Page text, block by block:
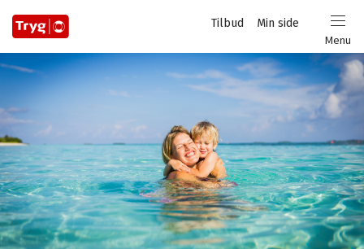
Menu
Privat
Login
Min side
Tilbud